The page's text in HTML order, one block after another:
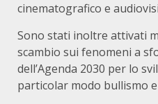
cinematografico e
Sono stati inoltre attivati
scambio sui fenomeni a
dell’Agenda 2030 per lo
particolar modo bullismo